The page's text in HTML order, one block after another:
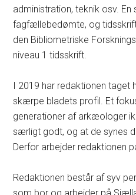
administration, teknik osv.
fagfællebedømte, og
den Bibliometriske
niveau 1 tidsskrift.
I 2019 har redaktionen taget
skærpe bladets profil. Et
generationer af arkæologer
særligt godt, og at de synes
Derfor arbejder redaktionen
Redaktionen består af syv